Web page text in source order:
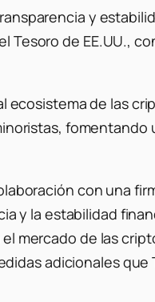
y
de EE.UU.,
ecosistema de las
fomentando
con una
y la estabilidad
mercado de las
adicionales